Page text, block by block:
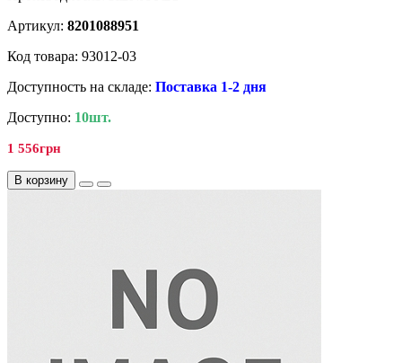
Артикул: 8201088951
Код товара: 93012-03
Доступность на складе: Поставка 1-2 дня
Доступно: 10шт.
1 556грн
В корзину